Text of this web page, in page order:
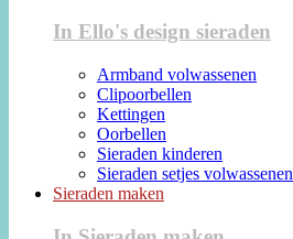
In Ello's design sieraden
Armband volwassenen
Clipoorbellen
Kettingen
Oorbellen
Sieraden kinderen
Sieraden setjes volwassenen
Sieraden maken